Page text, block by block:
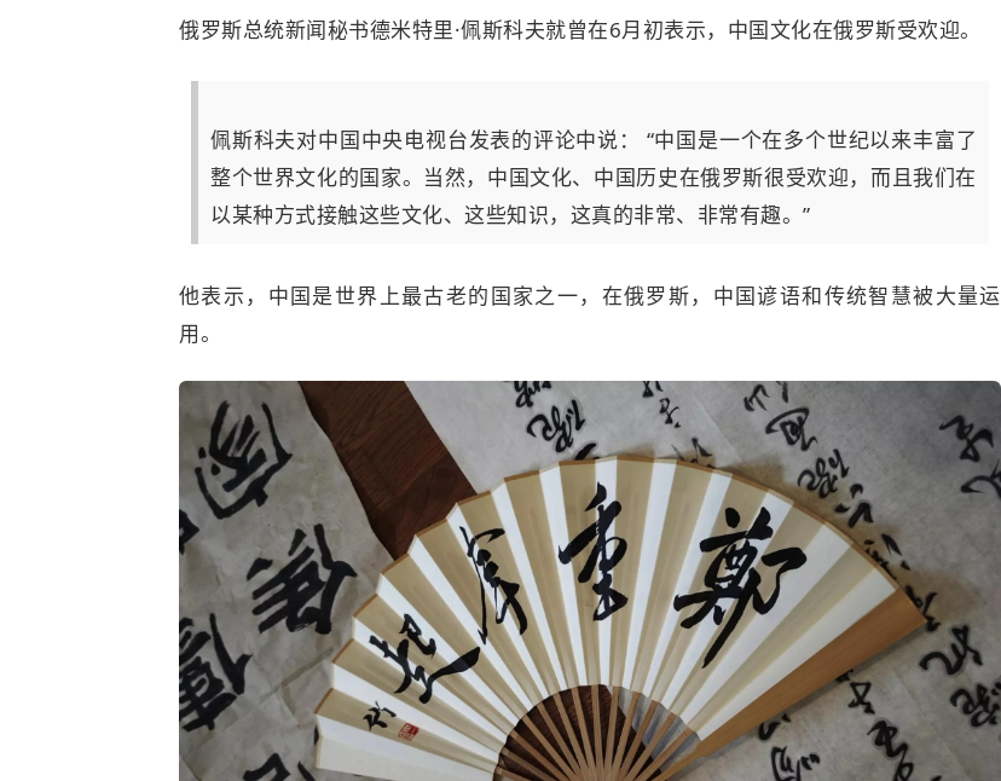
俄罗斯总统新闻秘书德米特里·佩斯科夫就曾在6月初表示，中国文化在俄罗斯受欢迎。
佩斯科夫对中国中央电视台发表的评论中说： “中国是一个在多个世纪以来丰富了
整个世界文化的国家。当然，中国文化、中国历史在俄罗斯很受欢迎，而且我们在
以某种方式接触这些文化、这些知识，这真的非常、非常有趣。”
他表示，中国是世界上最古老的国家之一，在俄罗斯，中国谚语和传统智慧被大量运
用。